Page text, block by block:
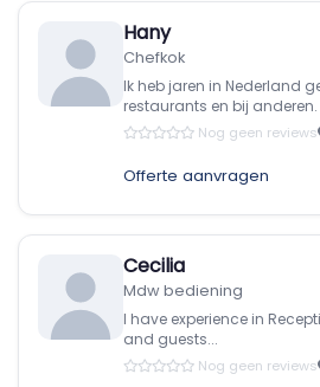
Hany
Chefkok
Ik heb jaren in Nederland
restaurants en bij anderen.
Nog geen reviews
Offerte aanvragen
Cecilia
Mdw bediening
I have experience in
and guests...
Nog geen reviews